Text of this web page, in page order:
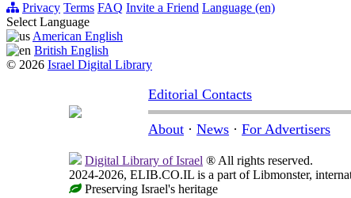
Privacy Terms FAQ Invite a Friend Language (en)
Select Language
American English
British English
© 2026 Israel Digital Library
Editorial Contacts
About · News · For Advertisers
Digital Library of Israel ® All rights reserved.
2024-2026, ELIB.CO.IL is a part of Libmonster,
Preserving Israel's heritage